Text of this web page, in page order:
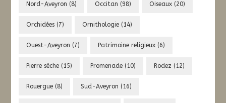
Nord-Aveyron (8) Occitan (98) Oiseaux (20)
Orchidées (7) Ornithologie (14)
Ouest-Aveyron (7) Patrimoine religieux (6)
Pierre sèche (15) Promenade (10) Rodez (12)
Rouergue (8) Sud-Aveyron (16)